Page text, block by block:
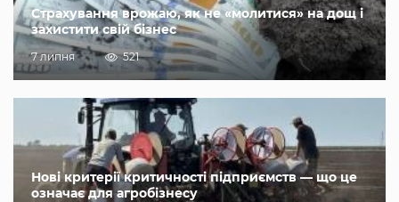
Страхування врожаю, як не «молитися» на дощ і
захистити свій бізнес
7 липня 521
Нові критерії критичності підприємств — що це
означає для агробізнесу